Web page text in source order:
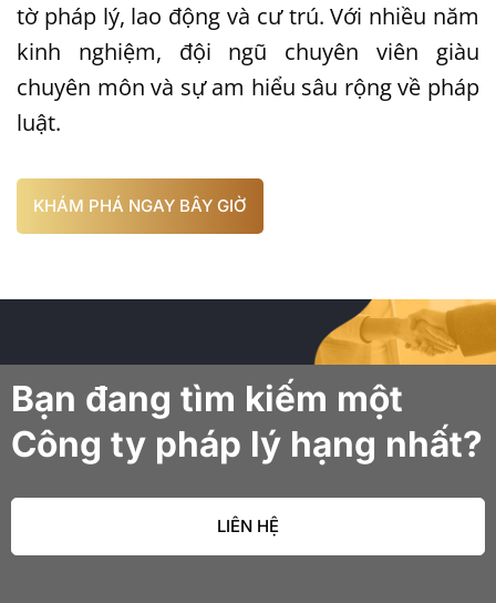
tờ pháp lý, lao động và cư trú. Với nhiều năm
kinh nghiệm, đội ngũ chuyên viên giàu
chuyên môn và sự am hiểu sâu rộng về pháp
luật.
KHÁM PHÁ NGAY BÂY GIỜ
Bạn đang tìm kiếm một
Công ty pháp lý hạng nhất?
LIÊN HỆ